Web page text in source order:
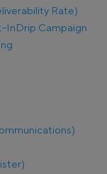
Rate)
InDrip Campaign